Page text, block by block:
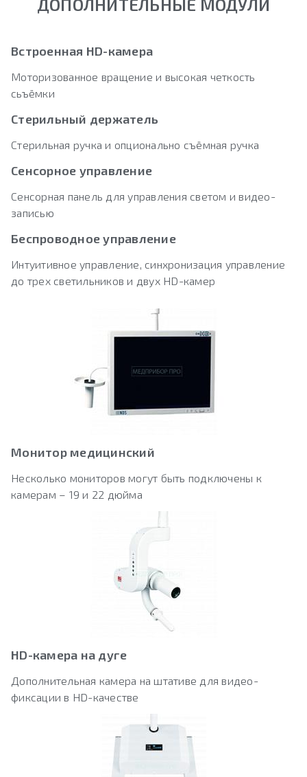
ДОПОЛНИТЕЛЬНЫЕ МОДУЛИ
Встроенная HD-камера
Моторизованное вращение и высокая четкость
сьъёмки
Стерильный держатель
Стерильная ручка и опционально съёмная ручка
Сенсорное управление
Сенсорная панель для управления светом и видео-
записью
Беспроводное управление
Интуитивное управление, синхронизация управление
до трех светильников и двух HD-камер
Монитор медицинский
Несколько мониторов могут быть подключены к
камерам – 19 и 22 дюйма
HD-камера на дуге
Дополнительная камера на штативе для видео-
фиксации в HD-качестве